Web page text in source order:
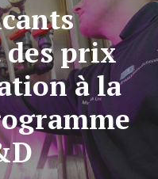
prix
à la